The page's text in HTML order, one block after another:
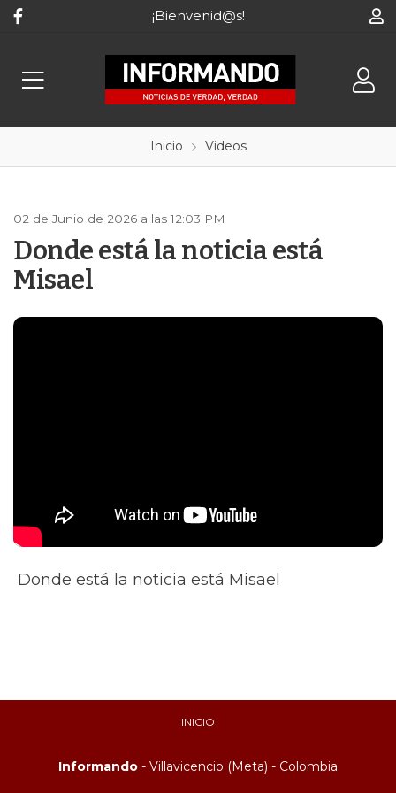
¡Bienvenid@s!
Inicio Videos
02 de Junio de 2026 a las 12:03 PM
Donde está la noticia está
Misael
Donde está la noticia está Misael
INICIO
Informando - Villavicencio (Meta) - Colombia